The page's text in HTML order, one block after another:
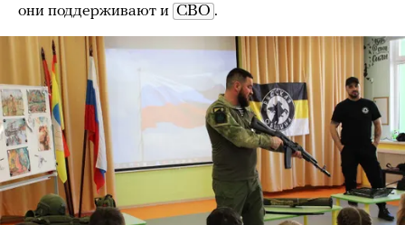
они поддерживают и СВО .